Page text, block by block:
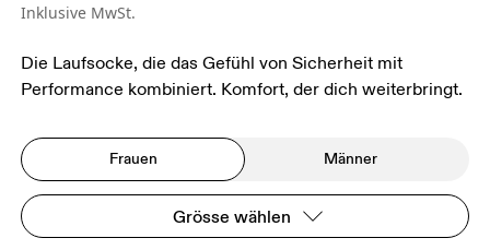
Inklusive MwSt.
Die Laufsocke, die das Gefühl von Sicherheit mit
Performance kombiniert. Komfort, der dich weiterbringt.
Frauen Männer
Grösse wählen